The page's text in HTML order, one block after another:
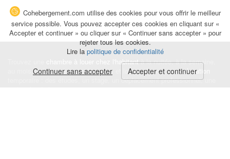
chambre à louer chez l'habitantà la nuitée, à la semaine,
au mois ou à l'année pour de courts et longs séjours, unecolocation
temporaire : des études, un stage, un déplacement professionnel, une
Cohebergement.com utilise des cookies pour vous offrir le meilleur
service possible. Vous pouvez accepter ces cookies en cliquant sur «
Accepter et continuer » ou cliquer sur « Continuer sans accepter » pour
rejeter tous les cookies.
Lire la politique de confidentialité
Continuer sans accepter Accepter et continuer